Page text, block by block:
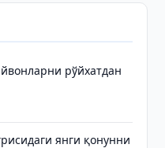
рўйхатдан
янги қонунни